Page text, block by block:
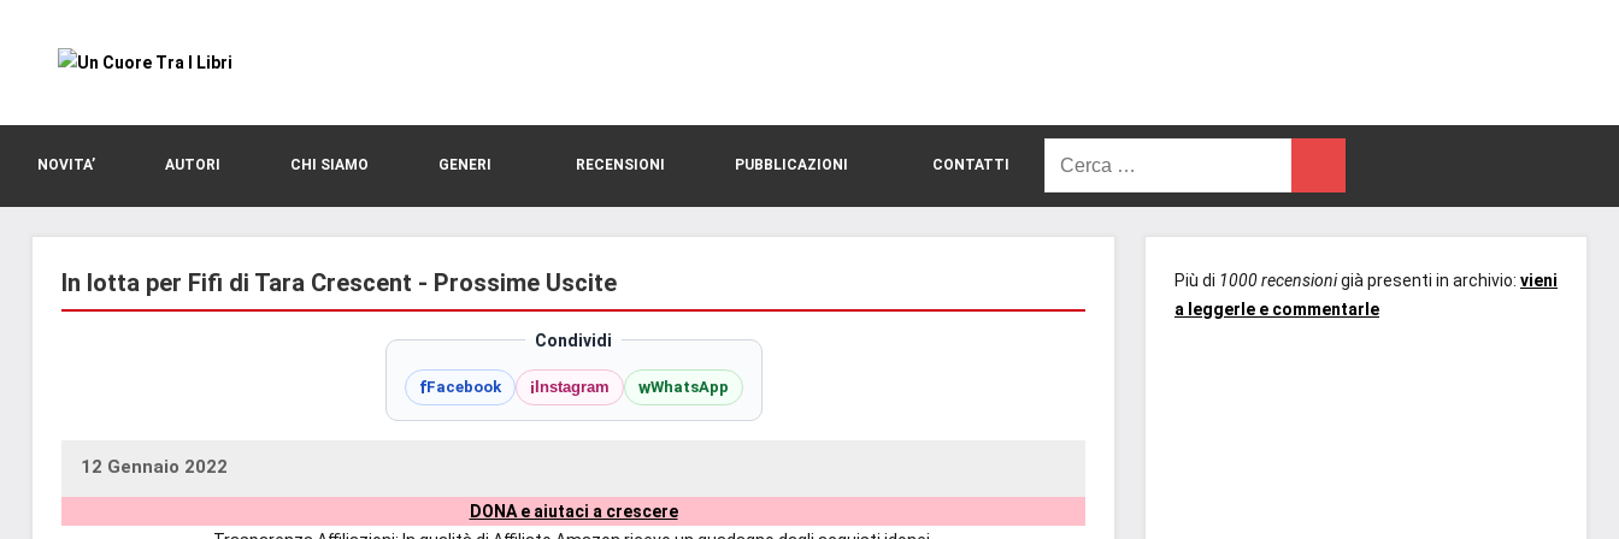
contenuto
Cuore
Tra
I
romance
e
non
Recensioni,
NOVITA’ AUTORI CHI SIAMO GENERI RECENSIONI PUBBLICAZIONI CONTATTI
In lotta per Fifi di Tara Crescent - Prossime Uscite
Condividi
fFacebook i Instagram wWhatsApp
12 Gennaio 2022
DONA e aiutaci a crescere
Più di 1000 recensionigià presenti in archivio: vieni
a leggerle e commentarle